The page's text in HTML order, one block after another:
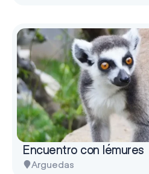
Encuentro con lémures
Arguedas